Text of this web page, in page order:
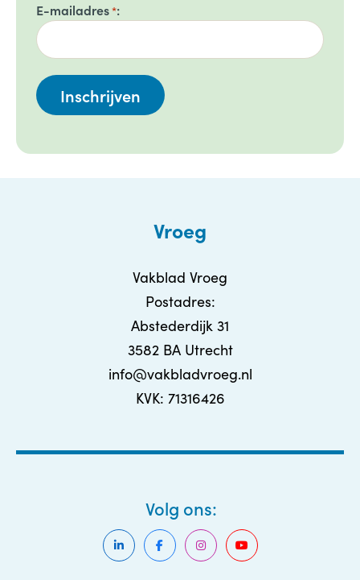
E-mailadres*
Vroeg
Vakblad Vroeg
Postadres:
Abstederdijk 31
3582 BA Utrecht
info@vakbladvroeg.nl
KVK: 71316426
Volg ons: